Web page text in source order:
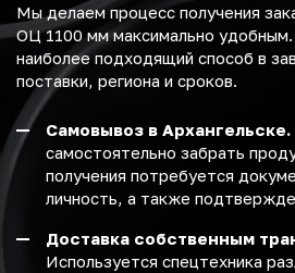
Мы делаем процесс получения
ОЦ 1100 мм максимально
наиболее подходящий способ в
поставки, региона и сроков.
Самовывоз в Архангельске.
самостоятельно забрать
получения потребуется
личность, а также
Доставка собственным
Используется спецтехника